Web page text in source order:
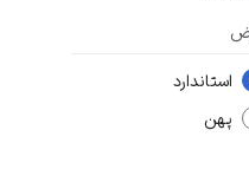
استاندارد
پهن